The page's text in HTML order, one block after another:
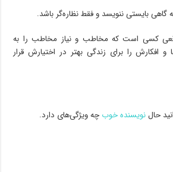
کسی است که مخاطب و نیاز مخاطب را به
افکارش را برای زندگی بهتر در اختیارش قرار
حالنویسنده خوب چه ویژگی‌های دارد.